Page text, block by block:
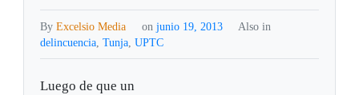
ByExcelsio Media on junio 19, 2013
Also in
delincuencia,Tunja,UPTC
Luego de que un